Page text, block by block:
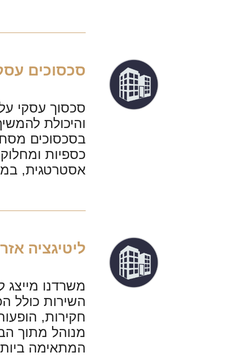
סכסוכים
סכסוך עסקי
והיכולת
בסכסוכים
כספיות
אסטרטגית,
ליטיגציה
משרדנו מייצג
השירות כולל
חקירות,
מנוהל מתוך
המתאימה